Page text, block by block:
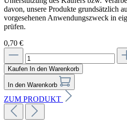
davon, unsere Produkte grundsätzlich
vorgesehenen Anwendungszweck in
prüfen.
0,70 €
Kaufen In den Warenkorb
In den Warenkorb
ZUM PRODUKT